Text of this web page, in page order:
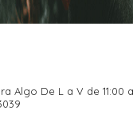
Algo De L a V de 11:00